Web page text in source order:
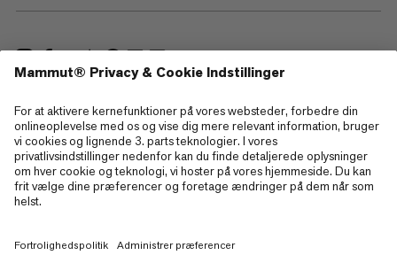
—
Sitemap
Cookies
Juridisk information